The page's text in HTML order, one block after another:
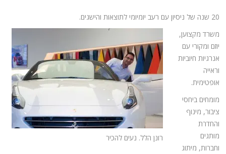
20 שנה של ניסיון עם רעב יומיומי לתוצאות והישגים.
רונן הלל. נעים להכיר
משרד מקצוען,
יוזם ומקורי עם
אנרגיות חיוביות
וראייה
אופטימית.
מומחים ביחסי
ציבור, מינוף
והחדרת
מותגים
וחברות, מיתוג